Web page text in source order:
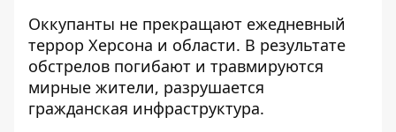
Оккупанты не прекращают ежедневный
террор Херсона и области. В результате
обстрелов погибают и травмируются
мирные жители, разрушается
гражданская инфраструктура.